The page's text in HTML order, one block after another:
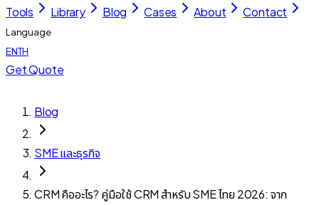
Tools Library Blog Cases About Contact
Language
ENTH
Get Quote
Blog
SME และธุรกิจ
CRM คืออะไร? คู่มือใช้ CRM สำหรับ SME ไทย 2026: จาก